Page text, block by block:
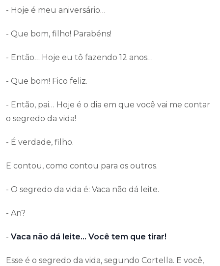
- Hoje é meu aniversário…
- Que bom, filho! Parabéns!
- Então… Hoje eu tô fazendo 12 anos…
- Que bom! Fico feliz.
- Então, pai… Hoje é o dia em que você vai me contar
o segredo da vida!
- É verdade, filho.
E contou, como contou para os outros.
- O segredo da vida é: Vaca não dá leite.
- An?
- Vaca não dá leite… Você tem que tirar!
Esse é o segredo da vida, segundo Cortella. E você,